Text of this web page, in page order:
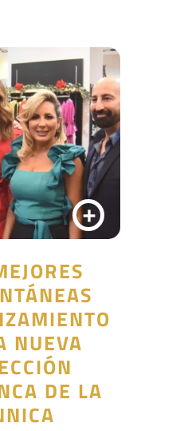
+
NUEVA
DE LA